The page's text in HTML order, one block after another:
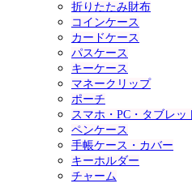
折りたたみ財布
コインケース
カードケース
パスケース
キーケース
マネークリップ
ポーチ
スマホ・PC・タブレッ
ペンケース
手帳ケース・カバー
キーホルダー
チャーム